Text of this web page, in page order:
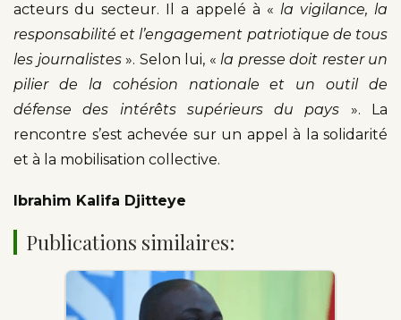
acteurs du secteur. Il a appelé à « la vigilance, la
responsabilité et l’engagement patriotique de tous
les journalistes ». Selon lui, « la presse doit rester un
pilier de la cohésion nationale et un outil de
défense des intérêts supérieurs du pays ». La
rencontre s’est achevée sur un appel à la solidarité
et à la mobilisation collective.
Ibrahim Kalifa Djitteye
Publications similaires: